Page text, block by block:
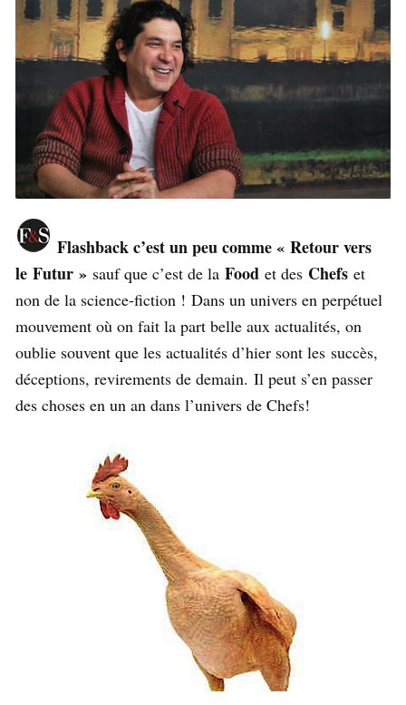
Flashback c’est un peu comme « Retour vers
le Futur » sauf que c’est de la Food et des Chefs et
non de la science-fiction ! Dans un univers en perpétuel
mouvement où on fait la part belle aux actualités, on
oublie souvent que les actualités d’hier sont les succès,
déceptions, revirements de demain. Il peut s’en passer
des choses en un an dans l’univers de Chefs!